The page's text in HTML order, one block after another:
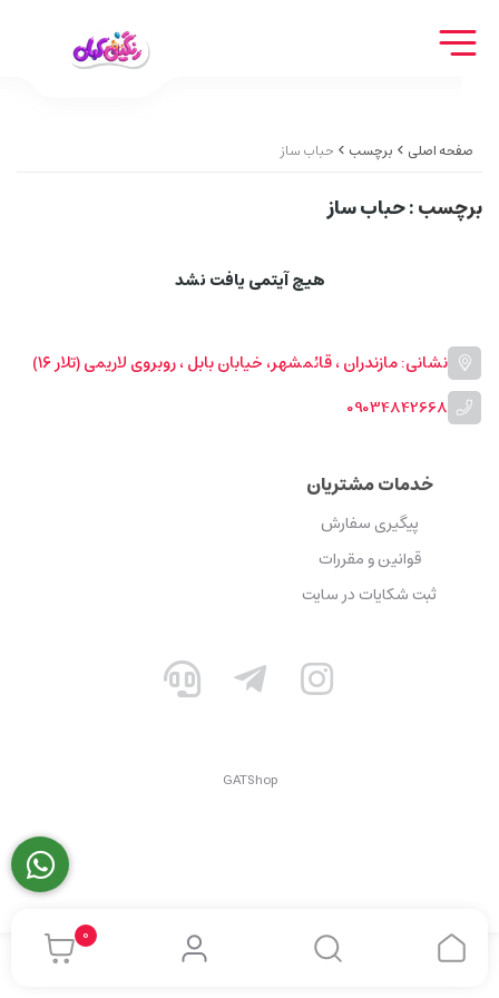
0
صفحه اصلی برچسب حباب ساز
برچسب: حباب ساز
هیچ آیتمی یافت نشد
نشانی: مازندران ، قائمشهر، خیابان بابل ، روبروی لاریمی (تلار ۱۶)
09034842668
خدمات مشتریان
پیگیری سفارش
قوانین و مقررات
ثبت شکایات در سایت
GATShop